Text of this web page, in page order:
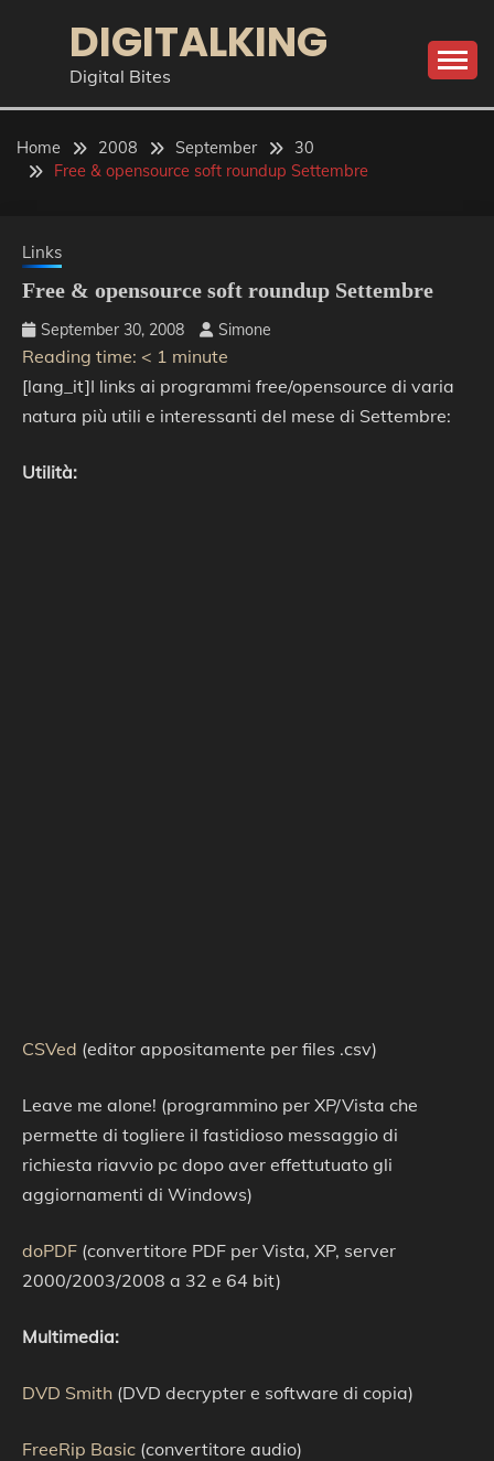
DIGITALKING
Digital Bites
Home 2008 September
30
Free & opensource soft roundup Settembre
Links
Free & opensource soft roundup Settembre
September 30, 2008 Simone
Reading time: < 1 minute
[lang_it]I links ai programmi free/opensource di varia
natura più utili e interessanti del mese di Settembre:
Utilità:
CSVed (editor appositamente per files .csv)
Leave me alone! (programmino per XP/Vista che
permette di togliere il fastidioso messaggio di
richiesta riavvio pc dopo aver effettutuato gli
aggiornamenti di Windows)
doPDF (convertitore PDF per Vista, XP, server
2000/2003/2008 a 32 e 64 bit)
Multimedia:
DVD Smith (DVD decrypter e software di copia)
FreeRip Basic (convertitore audio)